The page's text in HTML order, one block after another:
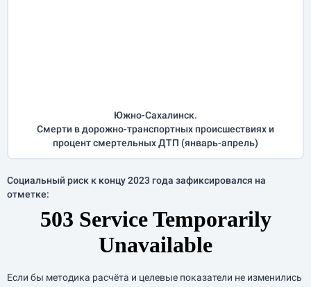
Южно-Сахалинск.
Смерти в дорожно-транспортных происшествиях и
процент смертельных ДТП (январь-апрель)
Социальный риск к концу 2023 года зафиксировался на
отметке:
Если бы методика расчёта и целевые показатели не изменились